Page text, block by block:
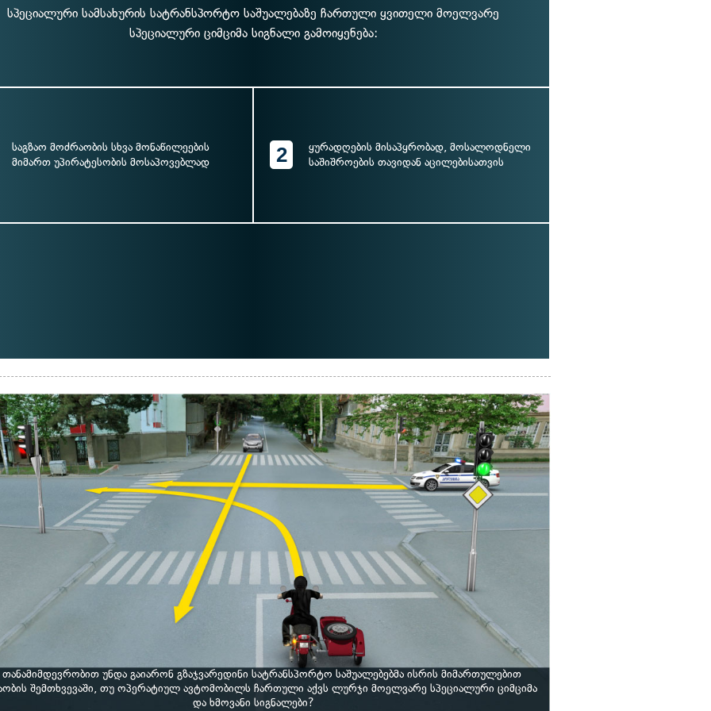
სპეციალური სამსახურის სატრანსპორტო საშუალებაზე ჩართული ყვითელი მოელვარე
სპეციალური ციმციმა სიგნალი გამოიყენება:
საგზაო მოძრაობის სხვა მონაწილეების
მიმართ უპირატესობის მოსაპოვებლად
2
ყურადღების მისაპყრობად, მოსალოდნელი
საშიშროების თავიდან აცილებისათვის
უნდა გაიარონ გზაჯვარედინი სატრანსპორტო საშუალებებმა ისრის მიმართულებით
შემთხვევაში, თუ ოპერატიულ ავტომობილს ჩართული აქვს ლურჯი მოელვარე სპეციალური ციმციმა
და ხმოვანი სიგნალები?